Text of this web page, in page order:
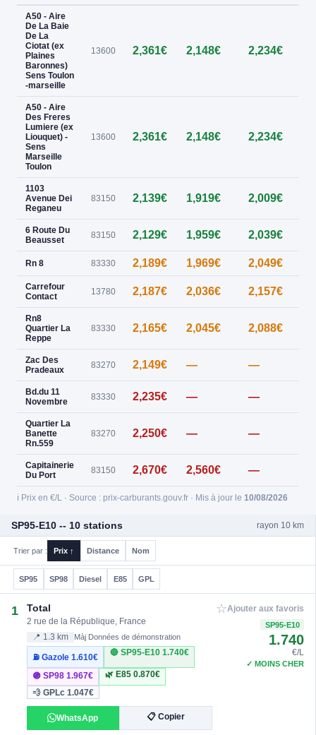
A50 - Aire
De La Baie
De La
Ciotat (ex
Plaines
Baronnes)
Sens Toulon
-marseille
13600 2,361€ 2,148€ 2,234€
A50 - Aire
Des Freres
Lumiere (ex
Liouquet) -
Sens
Marseille
Toulon
13600 2,361€ 2,148€ 2,234€
1103
Avenue Dei
Reganeu
83150 2,139€ 1,919€ 2,009€
6 Route Du
Beausset
83150 2,129€ 1,959€ 2,039€
Rn 8 83330 2,189€ 1,969€ 2,049€
Carrefour
Contact
13780 2,187€ 2,036€ 2,157€
Rn8
Quartier La
Reppe
83330 2,165€ 2,045€ 2,088€
Zac Des
Pradeaux
83270 2,149€ — —
Bd.du 11
Novembre
83330 2,235€ — —
Quartier La
Banette
Rn.559
83270 2,250€ — —
Capitainerie
Du Port
83150 2,670€ 2,560€ —
ℹ️ Prix en €/L · Source : prix-carburants.gouv.fr · Mis à jour le 10/08/2026
SP95-E10 -- 10 stations rayon 10 km
Trier par : Prix ↑ Distance Nom
SP95 SP98 Diesel E85 GPL
1 Total
2 rue de la République, France
📍 1.3 km Màj Données de démonstration
⛽ Gazole1.610€
🔴 SP95-E10 1.740€
🟣 SP981.967€ 🌿 E85 0.870€
💨 GPLc1.047€
WhatsApp 📋 Copier
☆Ajouter aux favoris
SP95-E10
1.740
€/L
✓ MOINS CHER